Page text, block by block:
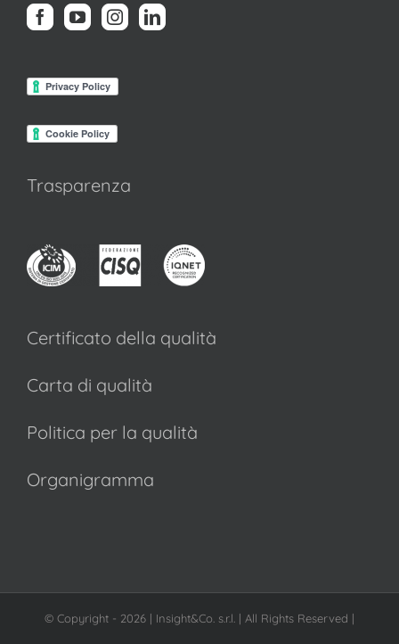
Trasparenza
Certificato della qualità
Carta di qualità
Politica per la qualità
Organigramma
© Copyright - 2026 | Insight&Co. s.r.l. | All Rights Reserved |